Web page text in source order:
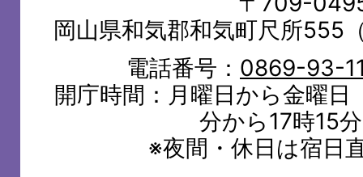
岡山県和気郡和気町尺所555
電話番号： 0869-93-
開庁時間：月曜日から金曜
分から17時15
※夜間・休日は宿日